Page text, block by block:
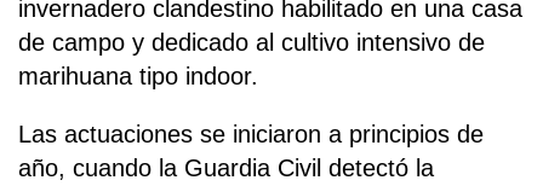
invernadero clandestino habilitado en una casa
de campo y dedicado al cultivo intensivo de
marihuana tipo indoor.
Las actuaciones se iniciaron a principios de
año, cuando la Guardia Civil detectó la